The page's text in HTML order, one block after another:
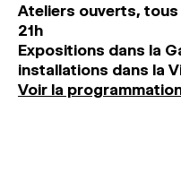
Ateliers ouverts, tous
21h
Expositions dans la
installations dans la
Voir la